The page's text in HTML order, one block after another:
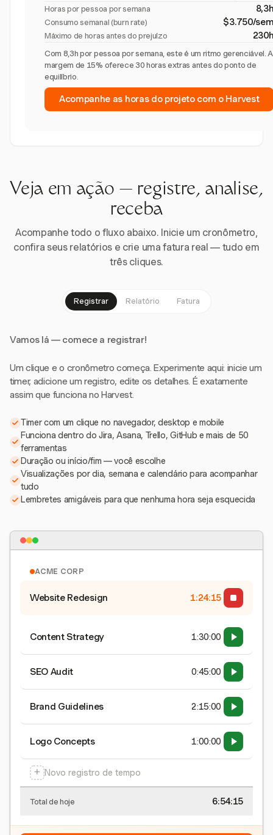
Horas por pessoa por semana
Consumo semanal (burn rate) $3.750/
Máximo de horas antes do prejuízo
Com 8,3h por pessoa por semana, este é um ritmo gerenciável. A
margem de 15% oferece 30 horas extras antes do ponto de
equilíbrio.
Acompanhe as horas do projeto com o Harvest
Veja em ação — registre, analise,
receba
Acompanhe todo o fluxo abaixo. Inicie um cronômetro,
confira seus relatórios e crie uma fatura real — tudo em
três cliques.
Registrar Relatório Fatura
Vamos lá — comece a registrar!
Um clique e o cronômetro começa. Experimente aqui: inicie um
timer, adicione um registro, edite os detalhes. É exatamente
assim que funciona no Harvest.
Timer com um clique no navegador, desktop e mobile
Funciona dentro do Jira, Asana, Trello, GitHub e mais de 50
ferramentas
Duração ou início/fim — você escolhe
Visualizações por dia, semana e calendário para acompanhar
tudo
Lembretes amigáveis para que nenhuma hora seja esquecida
ACME CORP
Website Redesign 1:24:15
Content Strategy 1:30:00
SEO Audit 0:45:00
Brand Guidelines 2:15:00
Logo Concepts 1:00:00
+ Novo registro de tempo
Total de hoje 6:54:15